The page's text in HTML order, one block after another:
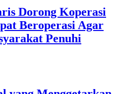
Dorong Koperasi
Beroperasi Agar
Penuhi